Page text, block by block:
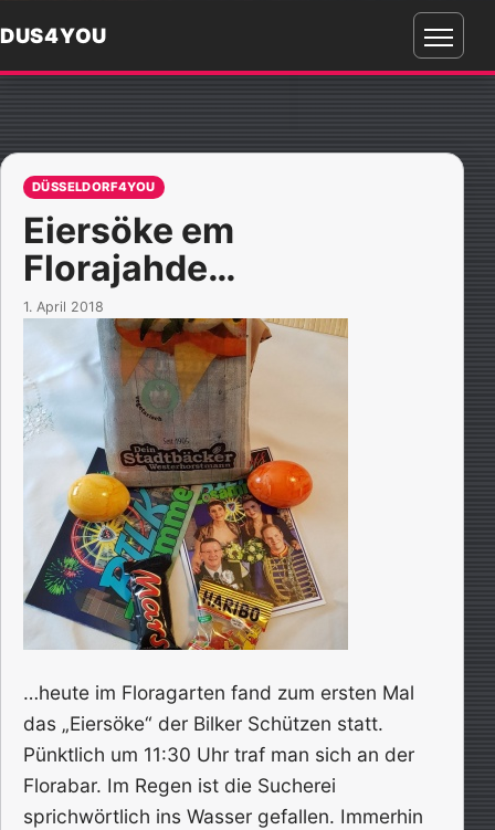
DUS4YOU
Menü
DÜSSELDORF4YOU
Eiersöke em
Florajahde…
1. April 2018
…heute im Floragarten fand zum ersten Mal
das „Eiersöke“ der Bilker Schützen statt.
Pünktlich um 11:30 Uhr traf man sich an der
Florabar. Im Regen ist die Sucherei
sprichwörtlich ins Wasser gefallen. Immerhin